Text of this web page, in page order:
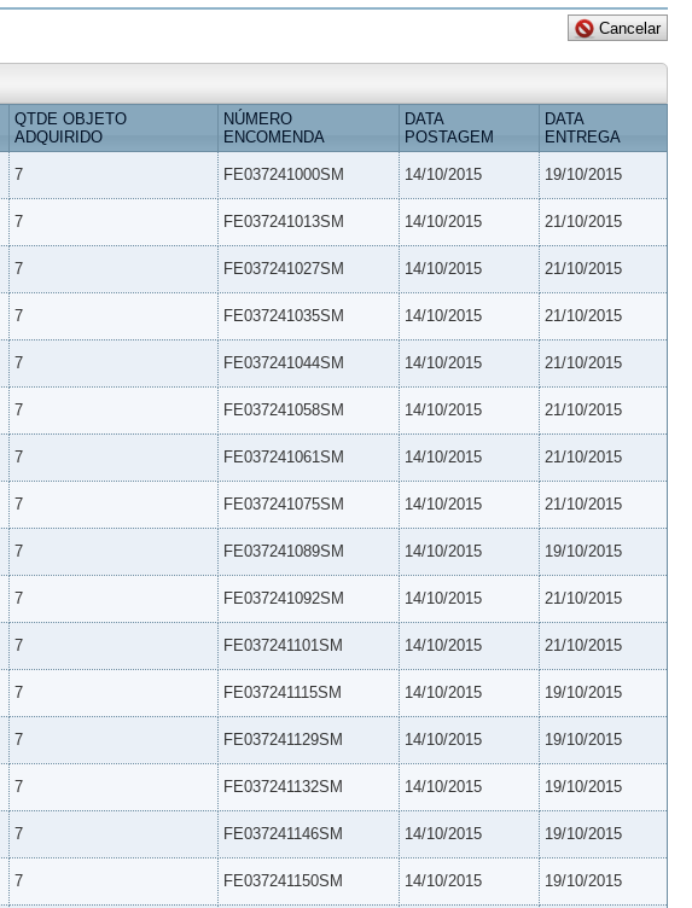
QTDE OBJETO
ADQUIRIDO
NÚMERO
ENCOMENDA
DATA
POSTAGEM
DATA
ENTREGA
7 FE037241000SM 14/10/2015 19/10/2015
7 FE037241013SM 14/10/2015 21/10/2015
7 FE037241027SM 14/10/2015 21/10/2015
7 FE037241035SM 14/10/2015 21/10/2015
7 FE037241044SM 14/10/2015 21/10/2015
7 FE037241058SM 14/10/2015 21/10/2015
7 FE037241061SM 14/10/2015 21/10/2015
7 FE037241075SM 14/10/2015 21/10/2015
7 FE037241089SM 14/10/2015 19/10/2015
7 FE037241092SM 14/10/2015 21/10/2015
7 FE037241101SM 14/10/2015 21/10/2015
7 FE037241115SM 14/10/2015 19/10/2015
7 FE037241129SM 14/10/2015 19/10/2015
7 FE037241132SM 14/10/2015 19/10/2015
7 FE037241146SM 14/10/2015 19/10/2015
7 FE037241150SM 14/10/2015 19/10/2015